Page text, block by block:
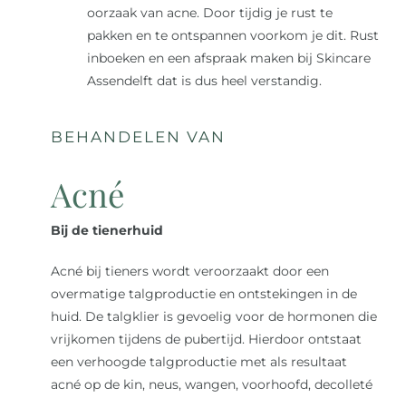
oorzaak van acne. Door tijdig je rust te
pakken en te ontspannen voorkom je dit. Rust
inboeken en een afspraak maken bij Skincare
Assendelft dat is dus heel verstandig.
BEHANDELEN VAN
Acné
Bij de tienerhuid
Acné bij tieners wordt veroorzaakt door een
overmatige talgproductie en ontstekingen in de
huid. De talgklier is gevoelig voor de hormonen die
vrijkomen tijdens de pubertijd. Hierdoor ontstaat
een verhoogde talgproductie met als resultaat
acné op de kin, neus, wangen, voorhoofd, decolleté